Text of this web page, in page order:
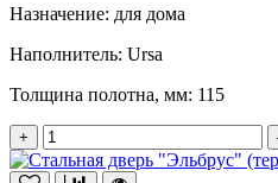
Назначение: для дома
Наполнитель: Ursa
Толщина полотна, мм: 115
+